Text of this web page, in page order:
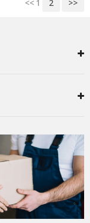
<< 1 2 >>